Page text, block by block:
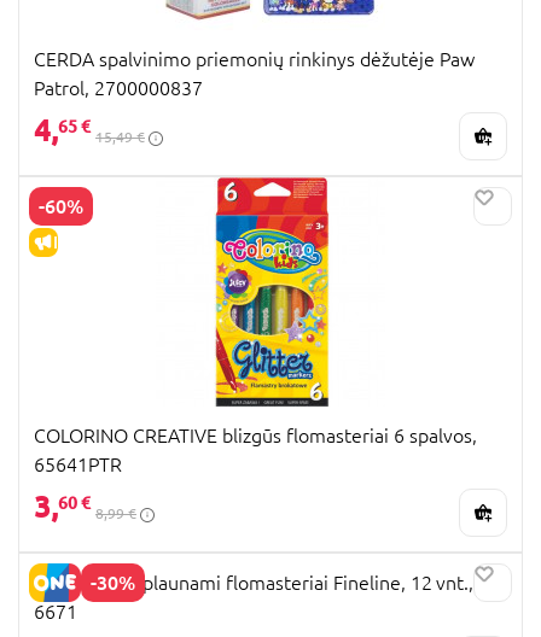
CERDA spalvinimo priemonių rinkinys dėžutėje Paw
Patrol, 2700000837
4,65 €
15,49 €
-60%
IŠPARDAVIMAS
COLORINO CREATIVE blizgūs flomasteriai 6 spalvos,
65641PTR
3,60 €
8,99 €
-30%
CRAYOLA nuplaunami flomasteriai Fineline, 12 vnt., 58-
6671